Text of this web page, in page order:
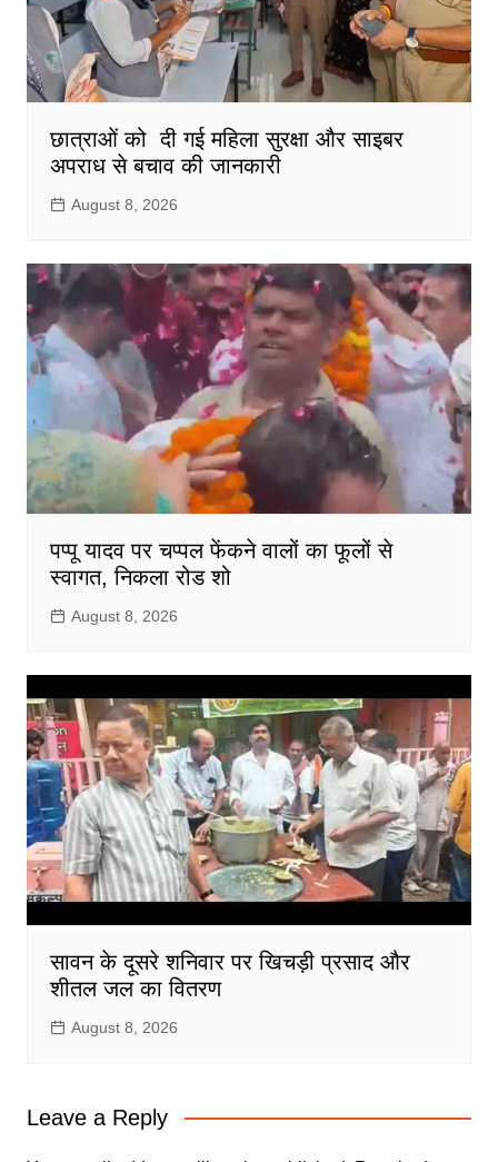
छात्राओं को दी गई महिला सुरक्षा और साइबर
अपराध से बचाव की जानकारी
August 8, 2026
पप्पू यादव पर चप्पल फेंकने वालों का फूलों से
स्वागत, निकला रोड शो
August 8, 2026
सावन के दूसरे शनिवार पर खिचड़ी प्रसाद और
शीतल जल का वितरण
August 8, 2026
Leave a Reply